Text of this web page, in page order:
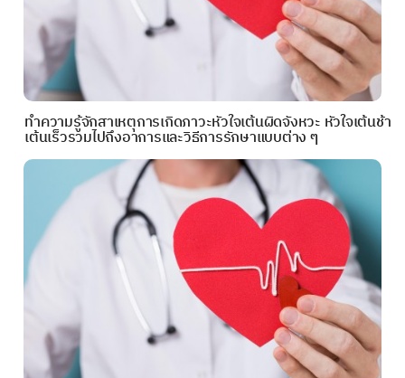
ทำความรู้จักสาเหตุการเกิดภาวะหัวใจเต้นผิดจังหวะ หัวใจเต้นช้า
เต้นเร็วรวมไปถึงอาการและวิธีการรักษาแบบต่าง ๆ